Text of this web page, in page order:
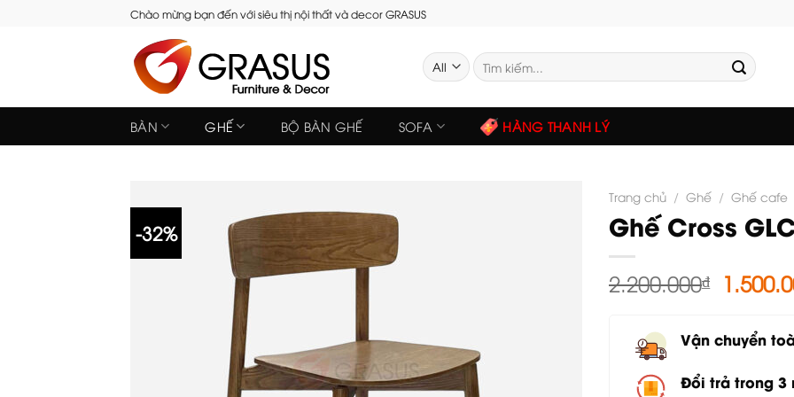
Chào mừng bạn đến với siêu thị nội thất và decor GRASUS
Tìm
kiếm:
BÀN GHẾ BỘ BÀN GHẾ SOFA HÀNG THANH LÝ
-32%
Trang chủ / Ghế / Ghế cafe
Ghế Cross
2.200.000₫ Giá
gốc
Vận chuyển
Đổi trả trong 3